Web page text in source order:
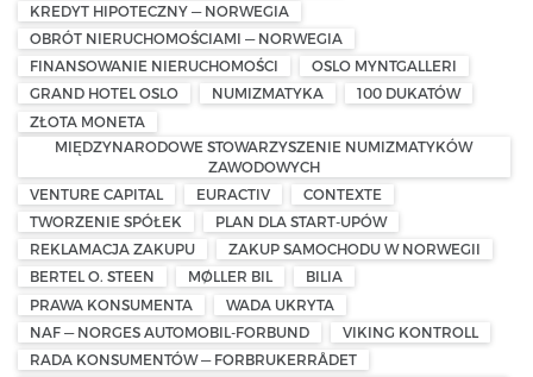
KREDYT HIPOTECZNY — NORWEGIA
OBRÓT NIERUCHOMOŚCIAMI — NORWEGIA
FINANSOWANIE NIERUCHOMOŚCI
OSLO MYNTGALLERI
GRAND HOTEL OSLO
NUMIZMATYKA
100 DUKATÓW
ZŁOTA MONETA
MIĘDZYNARODOWE STOWARZYSZENIE NUMIZMATYKÓW
ZAWODOWYCH
VENTURE CAPITAL
EURACTIV
CONTEXTE
TWORZENIE SPÓŁEK
PLAN DLA START-UPÓW
REKLAMACJA ZAKUPU
ZAKUP SAMOCHODU W NORWEGII
BERTEL O. STEEN
MØLLER BIL
BILIA
PRAWA KONSUMENTA
WADA UKRYTA
NAF — NORGES AUTOMOBIL-FORBUND
VIKING KONTROLL
RADA KONSUMENTÓW — FORBRUKERRÅDET